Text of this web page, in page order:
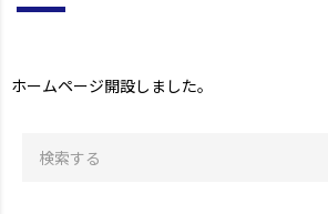
ホームページ開設しました。